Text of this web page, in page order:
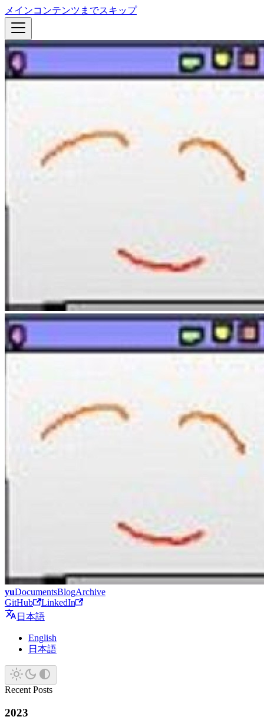
メインコンテンツまでスキップ
yuDocumentsBlogArchive
GitHub
LinkedIn
日本語
English
日本語
Recent Posts
2023